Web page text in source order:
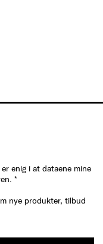
enig i at dataene mine
*
nye produkter, tilbud